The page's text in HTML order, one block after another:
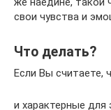
свои чувства и
Что делать?
Если Вы считаете,
и характерные